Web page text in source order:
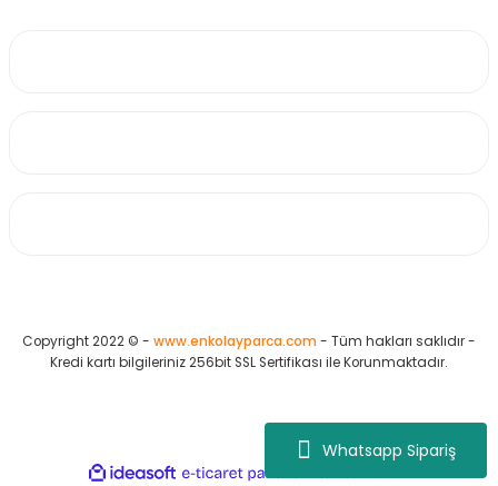
Whatsapp Sipariş
Copyright 2022 © - www.enkolayparca.com - Tüm hakları saklıdır -
Kredi kartı bilgileriniz 256bit SSL Sertifikası ile Korunmaktadır.
ideasoft